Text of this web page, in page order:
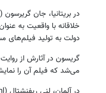
خلاقانه با واقعیت به
دولت به تولید فیلم‌های
گریسون در آثارش از
می‌شد که فیلم آن را